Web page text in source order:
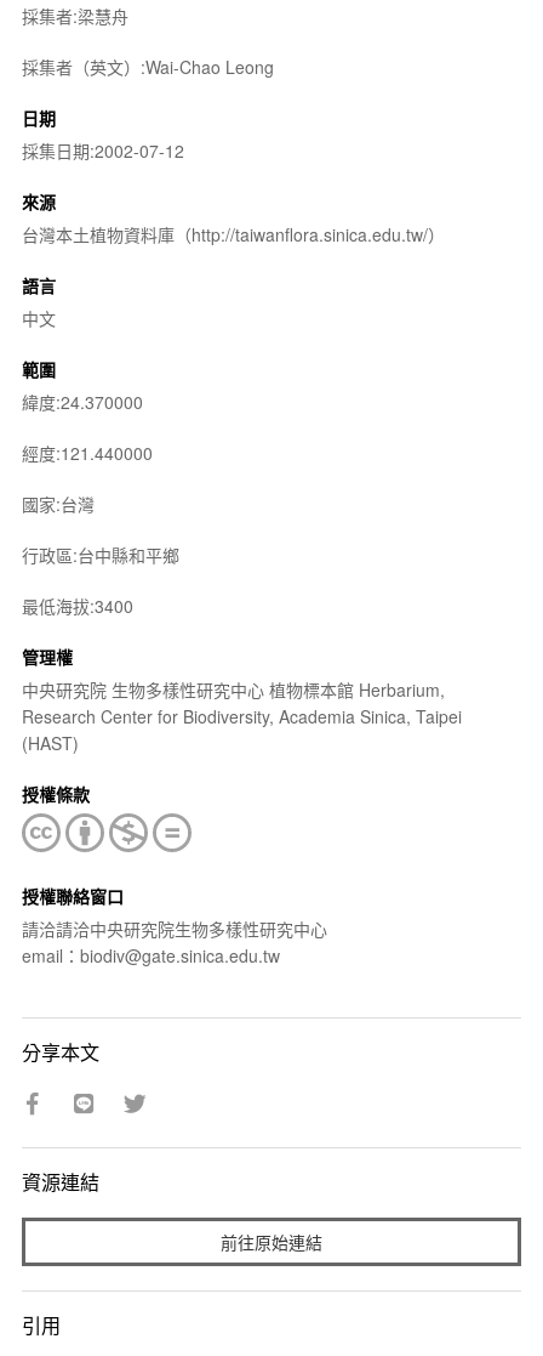
採集者:梁慧舟
採集者（英文）:Wai-Chao Leong
日期
採集日期:2002-07-12
來源
台灣本土植物資料庫（http://taiwanflora.sinica.edu.tw/）
語言
中文
範圍
緯度:24.370000
經度:121.440000
國家:台灣
行政區:台中縣和平鄉
最低海拔:3400
管理權
中央研究院 生物多樣性研究中心 植物標本館 Herbarium,
Research Center for Biodiversity, Academia Sinica, Taipei
(HAST)
授權條款
授權聯絡窗口
請洽請洽中央研究院生物多樣性研究中心
email：biodiv@gate.sinica.edu.tw
分享本文
資源連結
前往原始連結
引用